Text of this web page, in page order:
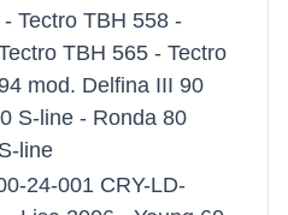
Tectro TBH 558 -
TBH 565 - Tectro
mod. Delfina III 90
S-line - Ronda 80
line
24-001 CRY-LD-